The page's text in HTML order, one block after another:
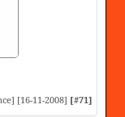
[16-11-2008] [#71]